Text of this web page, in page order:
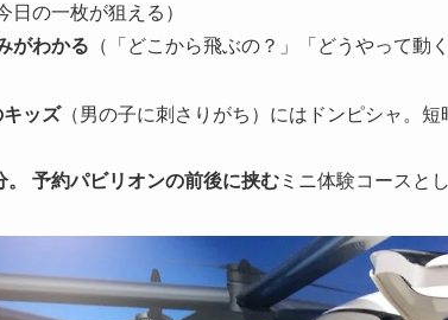
日の一枚が狙える）
がわかる （「どこから飛ぶの？」「どうやって動
ッズ（男の子に刺さりがち）にはドンピシャ。短
。 予約パビリオンの前後に挟む ミニ体験コースと